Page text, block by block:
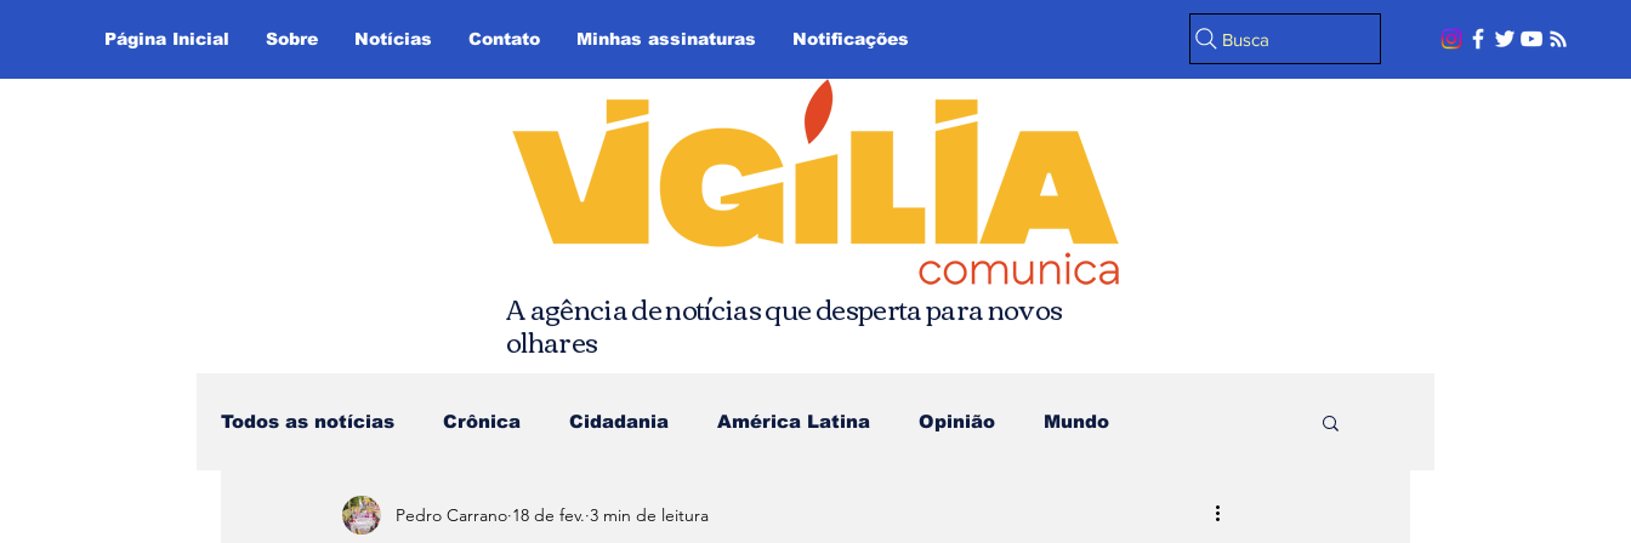
Página Inicial Sobre Notícias Contato Minhas assinaturas Notificações Busca
A agência de notícias que desperta para novos
olhares
Todos as notícias Crônica Cidadania América Latina Opinião Mundo
Dica de Leitura Notícias da Quebrada
Pedro Carrano 18 de fev. 3 min de leitura